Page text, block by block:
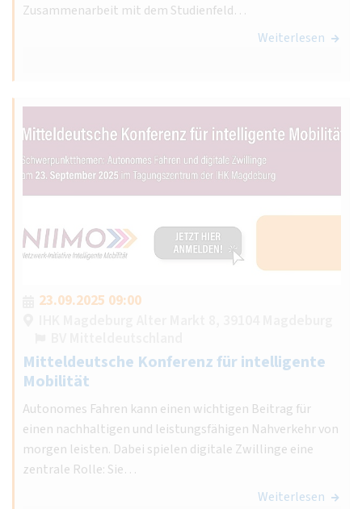
Zusammenarbeit mit dem Studienfeld…
Weiterlesen
23.09.2025 09:00
Mitteldeutsche Konferenz für intelligente
Mobilität
Autonomes Fahren kann einen wichtigen Beitrag für
einen nachhaltigen und leistungsfähigen Nahverkehr von
morgen leisten. Dabei spielen digitale Zwillinge eine
zentrale Rolle: Sie…
Weiterlesen